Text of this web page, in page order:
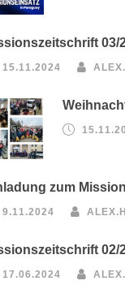
03/
15.11.2024
zum
9.11.2024
02/
17.06.2024